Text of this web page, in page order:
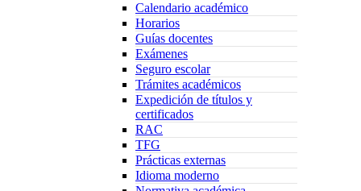
Calendario académico
Horarios
Guías docentes
Exámenes
Seguro escolar
Trámites académicos
Expedición de títulos y
certificados
RAC
TFG
Prácticas externas
Idioma moderno